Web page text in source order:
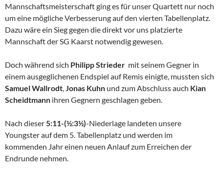
Mannschaftsmeisterschaft ging es für unser Quartett nur noch
um eine mögliche Verbesserung auf den vierten Tabellenplatz.
Dazu wäre ein Sieg gegen die direkt vor uns platzierte
Mannschaft der SG Kaarst notwendig gewesen.
Doch während sich Philipp Strieder mit seinem Gegner in
einem ausgeglichenen Endspiel auf Remis einigte, mussten sich
SamuelWallrodt,Jonas Kuhn und zum Abschluss auch Kian
Scheidtmann ihren Gegnern geschlagen geben.
Nach dieser5:11-(½:3½)-Niederlage landeten unsere
Youngster auf dem 5. Tabellenplatz und werden im
kommenden Jahr einen neuen Anlauf zum Erreichen der
Endrunde nehmen.